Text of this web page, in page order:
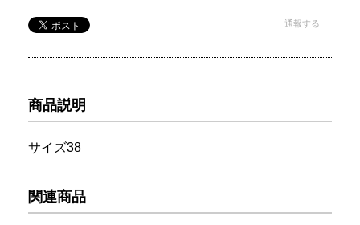
通報する
商品説明
サイズ38
関連商品